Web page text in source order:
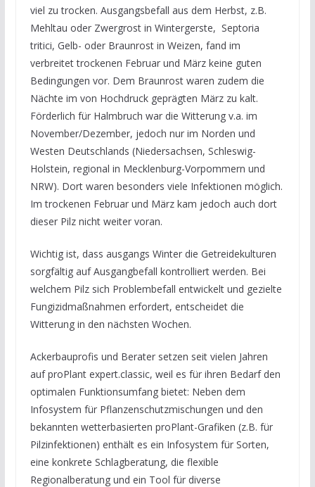
viel zu trocken. Ausgangsbefall aus dem Herbst, z.B.
Mehltau oder Zwergrost in Wintergerste, Septoria
tritici, Gelb- oder Braunrost in Weizen, fand im
verbreitet trockenen Februar und März keine guten
Bedingungen vor. Dem Braunrost waren zudem die
Nächte im von Hochdruck geprägten März zu kalt.
Förderlich für Halmbruch war die Witterung v.a. im
November/Dezember, jedoch nur im Norden und
Westen Deutschlands (Niedersachsen, Schleswig-
Holstein, regional in Mecklenburg-Vorpommern und
NRW). Dort waren besonders viele Infektionen möglich.
Im trockenen Februar und März kam jedoch auch dort
dieser Pilz nicht weiter voran.
Wichtig ist, dass ausgangs Winter die Getreidekulturen
sorgfältig auf Ausgangbefall kontrolliert werden. Bei
welchem Pilz sich Problembefall entwickelt und gezielte
Fungizidmaßnahmen erfordert, entscheidet die
Witterung in den nächsten Wochen.
Ackerbauprofis und Berater setzen seit vielen Jahren
auf proPlant expert.classic, weil es für ihren Bedarf den
optimalen Funktionsumfang bietet: Neben dem
Infosystem für Pflanzenschutzmischungen und den
bekannten wetterbasierten proPlant-Grafiken (z.B. für
Pilzinfektionen) enthält es ein Infosystem für Sorten,
eine konkrete Schlagberatung, die flexible
Regionalberatung und ein Tool für diverse